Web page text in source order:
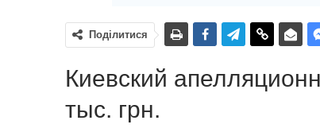
Поділитися
Киевский
тыс. грн.